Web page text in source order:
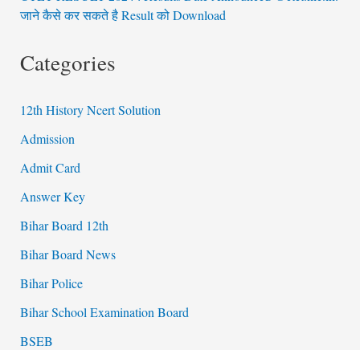
जाने कैसे कर सकते है Result को Download
Categories
12th History Ncert Solution
Admission
Admit Card
Answer Key
Bihar Board 12th
Bihar Board News
Bihar Police
Bihar School Examination Board
BSEB